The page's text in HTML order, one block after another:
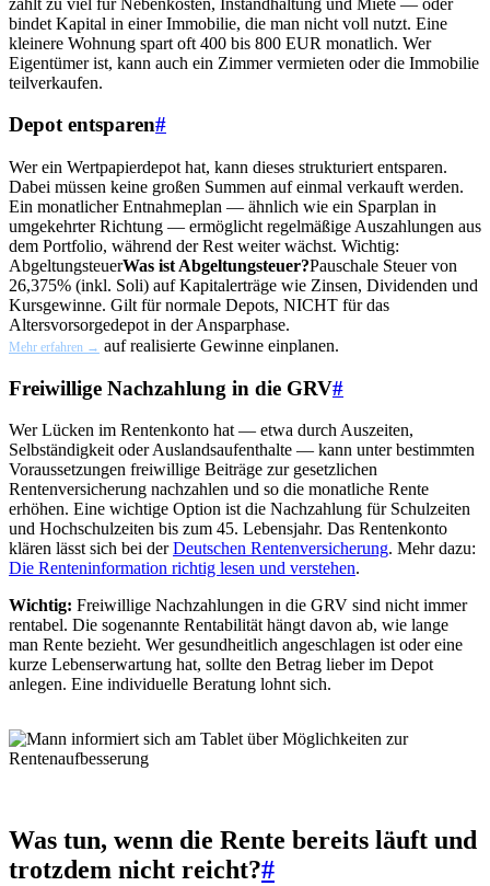
bindet Kapital in einer Immobilie, die man nicht voll nutzt. Eine
kleinere Wohnung spart oft 400 bis 800 EUR monatlich. Wer
Eigentümer ist, kann auch ein Zimmer vermieten oder die Immobilie
teilverkaufen.
Depot entsparen#
Wer ein Wertpapierdepot hat, kann dieses strukturiert entsparen.
Dabei müssen keine großen Summen auf einmal verkauft werden.
Ein monatlicher Entnahmeplan — ähnlich wie ein Sparplan in
umgekehrter Richtung — ermöglicht regelmäßige Auszahlungen aus
dem Portfolio, während der Rest weiter wächst. Wichtig:
AbgeltungsteuerWas ist Abgeltungsteuer?Pauschale Steuer von
26,375% (inkl. Soli) auf Kapitalerträge wie Zinsen, Dividenden und
Kursgewinne. Gilt für normale Depots, NICHT für das
Altersvorsorgedepot in der Ansparphase.
Mehr erfahren → auf realisierte Gewinne einplanen.
Freiwillige Nachzahlung in die GRV#
Wer Lücken im Rentenkonto hat — etwa durch Auszeiten,
Selbständigkeit oder Auslandsaufenthalte — kann unter bestimmten
Voraussetzungen freiwillige Beiträge zur gesetzlichen
Rentenversicherung nachzahlen und so die monatliche Rente
erhöhen. Eine wichtige Option ist die Nachzahlung für Schulzeiten
und Hochschulzeiten bis zum 45. Lebensjahr. Das Rentenkonto
klären lässt sich bei derDeutschen Rentenversicherung. Mehr dazu:
Die Renteninformation richtig lesen und verstehen.
Wichtig: Freiwillige Nachzahlungen in die GRV sind nicht immer
rentabel. Die sogenannte Rentabilität hängt davon ab, wie lange
man Rente bezieht. Wer gesundheitlich angeschlagen ist oder eine
kurze Lebenserwartung hat, sollte den Betrag lieber im Depot
anlegen. Eine individuelle Beratung lohnt sich.
Was tun, wenn die Rente bereits läuft und
trotzdem nicht reicht?#